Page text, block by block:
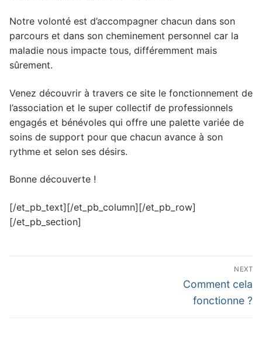
Notre volonté est d’accompagner chacun dans son
parcours et dans son cheminement personnel car la
maladie nous impacte tous, différemment mais
sûrement.
Venez découvrir à travers ce site le fonctionnement de
l’association et le super collectif de professionnels
engagés et bénévoles qui offre une palette variée de
soins de support pour que chacun avance à son
rythme et selon ses désirs.
Bonne découverte !
[/et_pb_text][/et_pb_column][/et_pb_row]
[/et_pb_section]
NEXT
Next
post:
Comment cela
fonctionne ?